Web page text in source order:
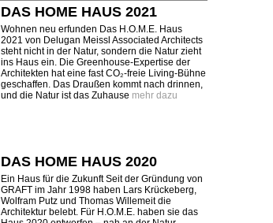
DAS HOME HAUS 2021
Wohnen neu erfunden Das H.O.M.E. Haus
2021 von Delugan Meissl Associated Architects
steht nicht in der Natur, sondern die Natur zieht
ins Haus ein. Die Greenhouse-Expertise der
Architekten hat eine fast CO₂-freie Living-Bühne
geschaffen. Das Draußen kommt nach drinnen,
und die Natur ist das Zuhause mehr dazu
DAS HOME HAUS 2020
Ein Haus für die Zukunft Seit der Gründung von
GRAFT im Jahr 1998 haben Lars Krückeberg,
Wolfram Putz und Thomas Willemeit die
Architektur belebt. Für H.O.M.E. haben sie das